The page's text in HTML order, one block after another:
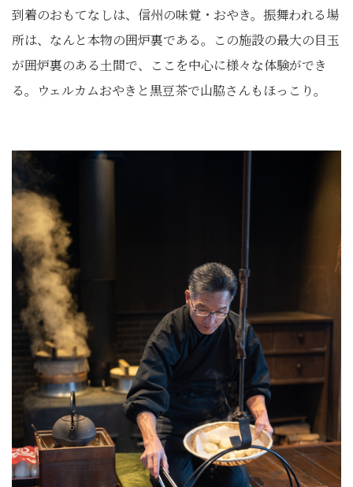
到着のおもてなしは、信州の味覚・おやき。振舞われる場
所は、なんと本物の囲炉裏である。この施設の最大の目玉
が囲炉裏のある土間で、ここを中心に様々な体験ができ
る。ウェルカムおやきと黒豆茶で山脇さんもほっこり。